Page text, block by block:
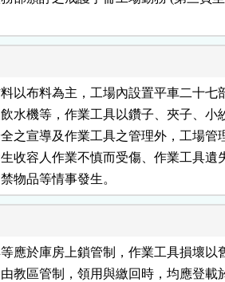
以布料為主，工場內設置平車二十七
飲水機等，作業工具以鑽子、夾子、小
全之宣導及作業工具之管理外，工場管
生收容人作業不慎而受傷、作業工具遺
物品等情事發生。
應於庫房上鎖管制，作業工具損壞以
由教區管制，領用與繳回時，均應登載